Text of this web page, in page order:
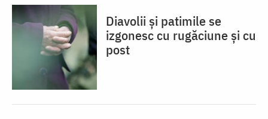
Diavolii și patimile se
izgonesc cu rugăciune și cu
post